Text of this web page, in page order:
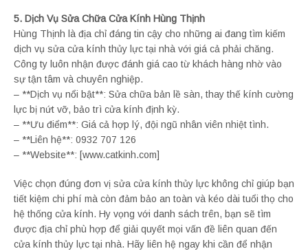
5. Dịch Vụ Sửa Chữa Cửa Kính Hùng Thịnh
Hùng Thịnh là địa chỉ đáng tin cậy cho những ai đang tìm kiếm
dịch vụ sửa cửa kính thủy lực tại nhà với giá cả phải chăng.
Công ty luôn nhận được đánh giá cao từ khách hàng nhờ vào
sự tận tâm và chuyên nghiệp.
– **Dịch vụ nổi bật**: Sửa chữa bản lề sàn, thay thế kính cường
lực bị nứt vỡ, bảo trì cửa kính định kỳ.
– **Ưu điểm**: Giá cả hợp lý, đội ngũ nhân viên nhiệt tình.
– **Liên hệ**: 0932 707 126
– **Website**: [www.catkinh.com]
Việc chọn đúng đơn vị sửa cửa kính thủy lực không chỉ giúp bạn
tiết kiệm chi phí mà còn đảm bảo an toàn và kéo dài tuổi thọ cho
hệ thống cửa kính. Hy vọng với danh sách trên, bạn sẽ tìm
được địa chỉ phù hợp để giải quyết mọi vấn đề liên quan đến
cửa kính thủy lực tại nhà. Hãy liên hệ ngay khi cần để nhận